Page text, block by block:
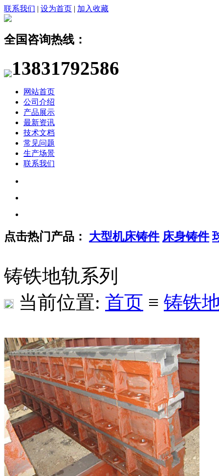
联系我们 | 设为首页 | 加入收藏
全国咨询热线：
13831792586
网站首页
公司介绍
产品展示
最新资讯
技术文档
常见问题
生产场景
联系我们
点击热门产品： 大型机床铸件 床身铸件
铸铁地轨系列
当前位置: 首页 ≡ 铸铁